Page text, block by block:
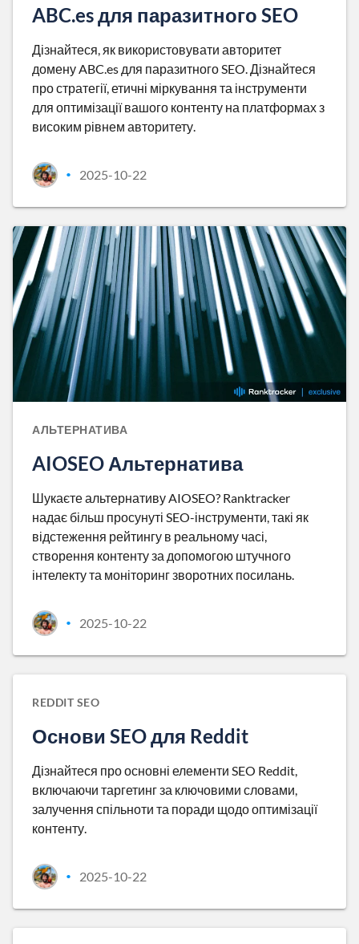
ABC.es для паразитного SEO
Дізнайтеся, як використовувати авторитет
домену ABC.es для паразитного SEO. Дізнайтеся
про стратегії, етичні міркування та інструменти
для оптимізації вашого контенту на платформах з
високим рівнем авторитету.
• 2025-10-22
АЛЬТЕРНАТИВА
AIOSEO Альтернатива
Шукаєте альтернативу AIOSEO? Ranktracker
надає більш просунуті SEO-інструменти, такі як
відстеження рейтингу в реальному часі,
створення контенту за допомогою штучного
інтелекту та моніторинг зворотних посилань.
• 2025-10-22
REDDIT SEO
Основи SEO для Reddit
Дізнайтеся про основні елементи SEO Reddit,
включаючи таргетинг за ключовими словами,
залучення спільноти та поради щодо оптимізації
контенту.
• 2025-10-22